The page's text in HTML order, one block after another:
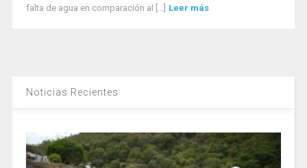
falta de agua en comparación al [...] Leer más
Noticias Recientes